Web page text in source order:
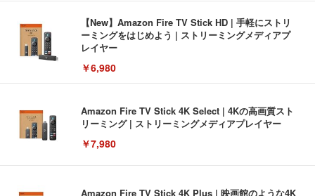
【New】Amazon Fire TV Stick HD | 手軽にストリ
ーミングをはじめよう | ストリーミングメディアプ
レイヤー
￥6,980
Amazon Fire TV Stick 4K Select | 4Kの高画質スト
リーミング | ストリーミングメディアプレイヤー
￥7,980
Amazon Fire TV Stick 4K Plus | 映画館のような4K